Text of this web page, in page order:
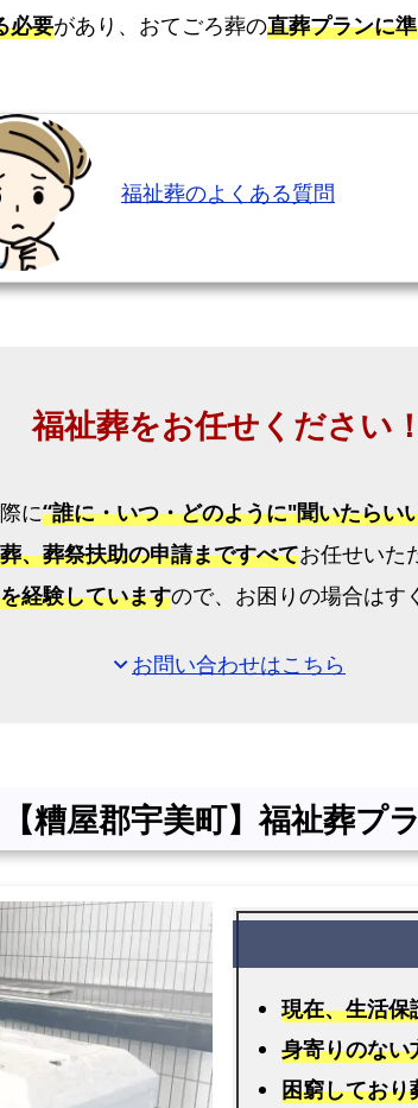
を
任
だ
宇
美
福
葬
プ
ン
の
よ
あ
る
質
問
と
回
答
必要があり、おてごろ葬の直葬プランに
福祉葬のよくある質問
福祉葬をお任せください！
に“誰に・いつ・どのように"聞いたらい
、葬祭扶助の申請まですべてお任せいた
経験していますので、お困りの場合はす
expand_moreお問い合わせはこちら
【糟屋郡宇美町】福祉葬プ
現在、生活保
身寄りのない
困窮しており